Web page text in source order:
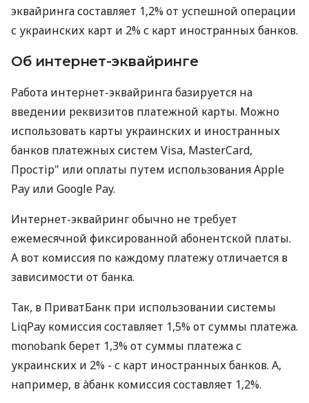
эквайринга составляет 1,2% от успешной операции
с украинских карт и 2% с карт иностранных банков.
Об интернет-эквайринге
Работа интернет-эквайринга базируется на
введении реквизитов платежной карты. Можно
использовать карты украинских и иностранных
банков платежных систем Visa, MasterCard,
Простір" или оплаты путем использования Apple
Pay или Google Pay.
Интернет-эквайринг обычно не требует
ежемесячной фиксированной абонентской платы.
А вот комиссия по каждому платежу отличается в
зависимости от банка.
Так, в ПриватБанк при использовании системы
LiqPay комиссия составляет 1,5% от суммы платежа.
monobank берет 1,3% от суммы платежа с
украинских и 2% - с карт иностранных банков. А,
например, в àбанк комиссия составляет 1,2%.